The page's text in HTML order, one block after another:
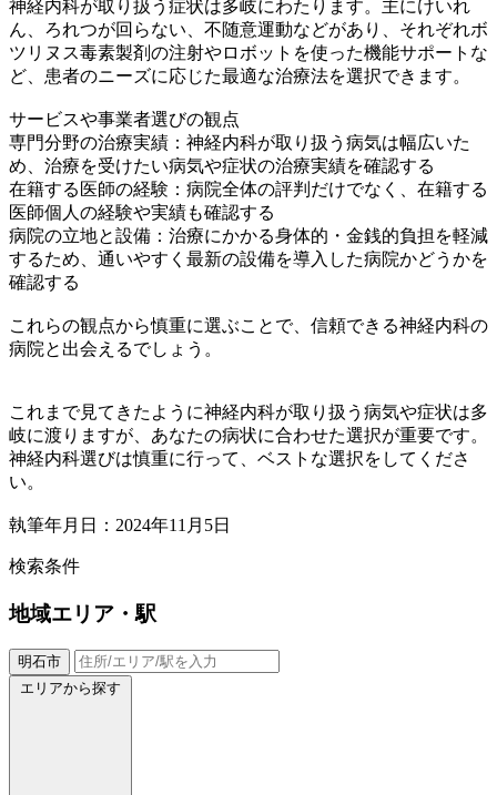
神経内科が取り扱う症状は多岐にわたります。主にけいれ
ん、ろれつが回らない、不随意運動などがあり、それぞれボ
ツリヌス毒素製剤の注射やロボットを使った機能サポートな
ど、患者のニーズに応じた最適な治療法を選択できます。
サービスや事業者選びの観点
専門分野の治療実績：神経内科が取り扱う病気は幅広いた
め、治療を受けたい病気や症状の治療実績を確認する
在籍する医師の経験：病院全体の評判だけでなく、在籍する
医師個人の経験や実績も確認する
病院の立地と設備：治療にかかる身体的・金銭的負担を軽減
するため、通いやすく最新の設備を導入した病院かどうかを
確認する
これらの観点から慎重に選ぶことで、信頼できる神経内科の
病院と出会えるでしょう。
これまで見てきたように神経内科が取り扱う病気や症状は多
岐に渡りますが、あなたの病状に合わせた選択が重要です。
神経内科選びは慎重に行って、ベストな選択をしてくださ
い。
執筆年月日：2024年11月5日
検索条件
地域エリア・駅
明石市
エリアから探す